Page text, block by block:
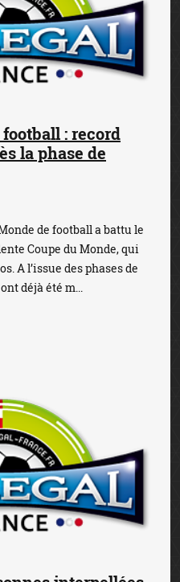
: record
la phase de
de football a battu le
Coupe du Monde, qui
A l’issue des phases de
déjà été m...